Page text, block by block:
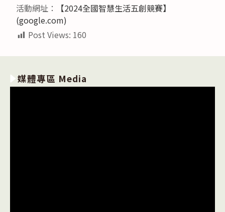
活動網址：
【2024全國智慧生活五創競賽】
(google.com)
Post Views: 160
媒體專區 Media